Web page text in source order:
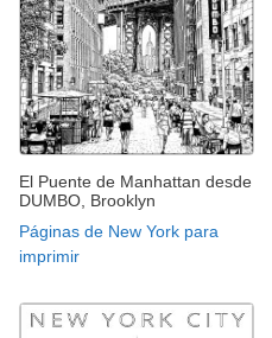
El Puente de Manhattan desde
DUMBO, Brooklyn
Páginas de New York para
imprimir